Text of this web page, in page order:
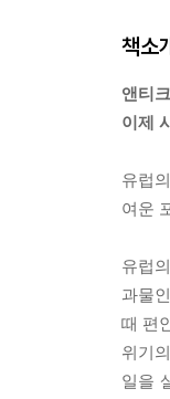
책소
앤티
이제
유럽
여운
유럽
과물
때 편
위기
일을